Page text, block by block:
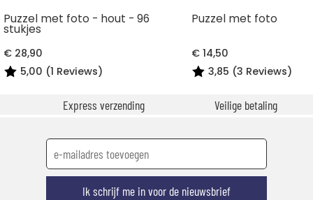
Puzzel met foto - hout - 96
stukjes
€ 28,90
5,00 (1 Reviews)
Puzzel met foto
€ 14,50
3,85 (3 Reviews)
Express verzending Veilige betaling
Ik schrijf me in voor de nieuwsbrief